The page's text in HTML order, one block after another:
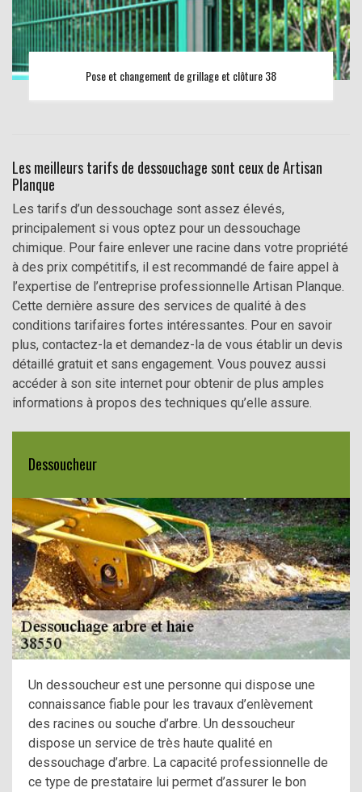
Pose et changement de grillage et clôture 38
Les meilleurs tarifs de dessouchage sont ceux de Artisan
Planque
Les tarifs d’un dessouchage sont assez élevés,
principalement si vous optez pour un dessouchage
chimique. Pour faire enlever une racine dans votre propriété
à des prix compétitifs, il est recommandé de faire appel à
l’expertise de l’entreprise professionnelle Artisan Planque.
Cette dernière assure des services de qualité à des
conditions tarifaires fortes intéressantes. Pour en savoir
plus, contactez-la et demandez-la de vous établir un devis
détaillé gratuit et sans engagement. Vous pouvez aussi
accéder à son site internet pour obtenir de plus amples
informations à propos des techniques qu’elle assure.
Dessoucheur
Un dessoucheur est une personne qui dispose une
connaissance fiable pour les travaux d’enlèvement
des racines ou souche d’arbre. Un dessoucheur
dispose un service de très haute qualité en
dessouchage d’arbre. La capacité professionnelle de
ce type de prestataire lui permet d’assurer le bon